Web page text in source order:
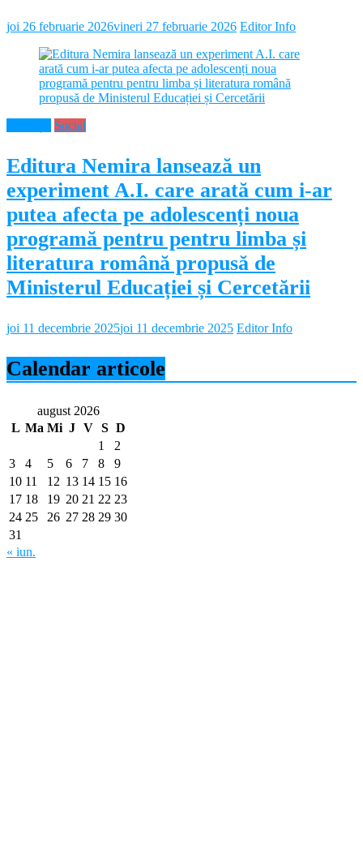
joi 26 februarie 2026vineri 27 februarie 2026 Editor Info
Social
Editura Nemira lansează un
experiment A.I. care arată cum i-ar
putea afecta pe adolescenți noua
programă pentru pentru limba și
literatura română propusă de
Ministerul Educației și Cercetării
joi 11 decembrie 2025joi 11 decembrie 2025 Editor Info
Calendar articole
august 2026
L Ma Mi J V S D
1
2
3
4 5 6 7 8
9
10 11 12 13 14 15 16
17 18 19 20 21 22 23
24 25 26 27 28 29 30
31
« iun.